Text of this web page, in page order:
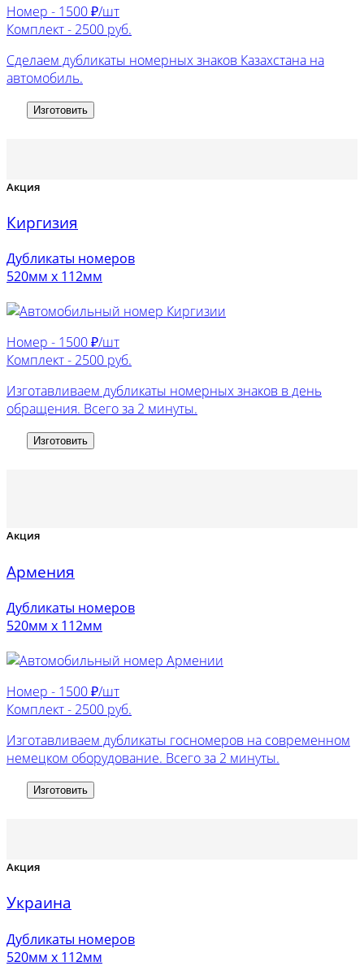
Номер - 1500 ₽/шт
Комплект - 2500 руб.
Сделаем дубликаты номерных знаков Казахстана на
автомобиль.
Изготовить
Акция
Киргизия
Дубликаты номеров
520мм х 112мм
Номер - 1500 ₽/шт
Комплект - 2500 руб.
Изготавливаем дубликаты номерных знаков в день
обращения. Всего за 2 минуты.
Изготовить
Акция
Армения
Дубликаты номеров
520мм х 112мм
Номер - 1500 ₽/шт
Комплект - 2500 руб.
Изготавливаем дубликаты госномеров на современном
немецком оборудование. Всего за 2 минуты.
Изготовить
Акция
Украина
Дубликаты номеров
520мм х 112мм